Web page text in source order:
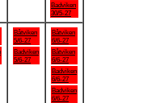
Badviken
30/5-27
Båtviken
5/6-27
Badviken
5/6-27
Båtviken
6/6-27
Båtviken
6/6-27
Badviken
6/6-27
Badviken
6/6-27